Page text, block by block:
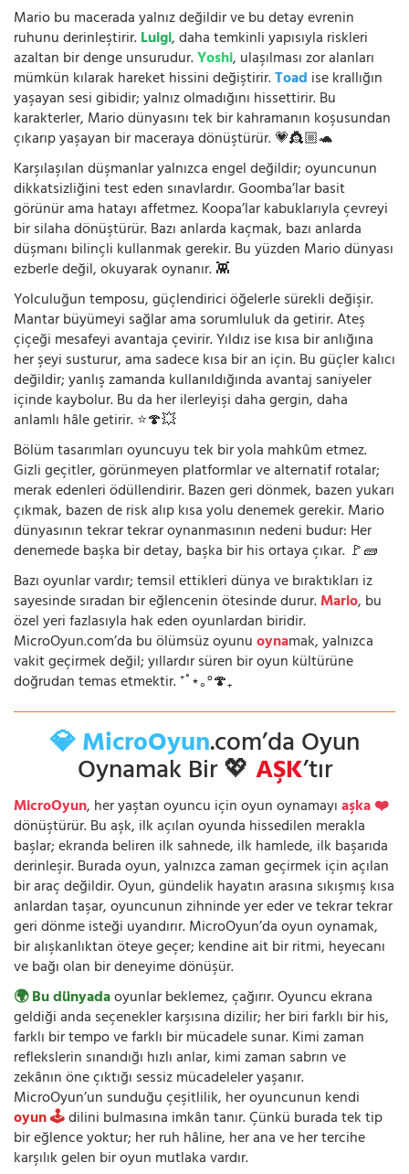
Mario bu macerada yalnız değildir ve bu detay evrenin
ruhunu derinleştirir.Luigi, daha temkinli yapısıyla riskleri
azaltan bir denge unsurudur.Yoshi, ulaşılması zor alanları
mümkün kılarak hareket hissini değiştirir.Toad ise krallığın
yaşayan sesi gibidir; yalnız olmadığını hissettirir. Bu
karakterler, Mario dünyasını tek bir kahramanın koşusundan
çıkarıp yaşayan bir maceraya dönüştürür. 💗👸🏼🐢
Karşılaşılan düşmanlar yalnızca engel değildir; oyuncunun
dikkatsizliğini test eden sınavlardır. Goomba’lar basit
görünür ama hatayı affetmez. Koopa’lar kabuklarıyla çevreyi
bir silaha dönüştürür. Bazı anlarda kaçmak, bazı anlarda
düşmanı bilinçli kullanmak gerekir. Bu yüzden Mario dünyası
ezberle değil, okuyarak oynanır. 👾
Yolculuğun temposu, güçlendirici öğelerle sürekli değişir.
Mantar büyümeyi sağlar ama sorumluluk da getirir. Ateş
çiçeği mesafeyi avantaja çevirir. Yıldız ise kısa bir anlığına
her şeyi susturur, ama sadece kısa bir an için. Bu güçler kalıcı
değildir; yanlış zamanda kullanıldığında avantaj saniyeler
içinde kaybolur. Bu da her ilerleyişi daha gergin, daha
anlamlı hâle getirir. ⭐🍄💥
Bölüm tasarımları oyuncuyu tek bir yola mahkûm etmez.
Gizli geçitler, görünmeyen platformlar ve alternatif rotalar;
merak edenleri ödüllendirir. Bazen geri dönmek, bazen yukarı
çıkmak, bazen de risk alıp kısa yolu denemek gerekir. Mario
dünyasının tekrar tekrar oynanmasının nedeni budur: Her
denemede başka bir detay, başka bir his ortaya çıkar. 🚩🧱
Bazı oyunlar vardır; temsil ettikleri dünya ve bıraktıkları iz
sayesinde sıradan bir eğlencenin ötesinde durur.Mario, bu
özel yeri fazlasıyla hak eden oyunlardan biridir.
MicroOyun.com’da bu ölümsüz oyunuoynamak, yalnızca
vakit geçirmek değil; yıllardır süren bir oyun kültürüne
doğrudan temas etmektir. ⁺˚⋆｡°🍄₊
💎 MicroOyun.com’da Oyun
Oynamak Bir 💖AŞK’tır
MicroOyun, her yaştan oyuncu için oyun oynamayıaşka ❤️
dönüştürür. Bu aşk, ilk açılan oyunda hissedilen merakla
başlar; ekranda beliren ilk sahnede, ilk hamlede, ilk başarıda
derinleşir. Burada oyun, yalnızca zaman geçirmek için açılan
bir araç değildir. Oyun, gündelik hayatın arasına sıkışmış kısa
anlardan taşar, oyuncunun zihninde yer eder ve tekrar tekrar
geri dönme isteği uyandırır. MicroOyun’da oyun oynamak,
bir alışkanlıktan öteye geçer; kendine ait bir ritmi, heyecanı
ve bağı olan bir deneyime dönüşür.
🌍 Bu dünyadaoyunlar beklemez, çağırır. Oyuncu ekrana
geldiği anda seçenekler karşısına dizilir; her biri farklı bir his,
farklı bir tempo ve farklı bir mücadele sunar. Kimi zaman
reflekslerin sınandığı hızlı anlar, kimi zaman sabrın ve
zekânın öne çıktığı sessiz mücadeleler yaşanır.
MicroOyun’un sunduğu çeşitlilik, her oyuncunun kendi
oyun 🕹️dilini bulmasına imkân tanır. Çünkü burada tek tip
bir eğlence yoktur; her ruh hâline, her ana ve her tercihe
karşılık gelen bir oyun mutlaka vardır.